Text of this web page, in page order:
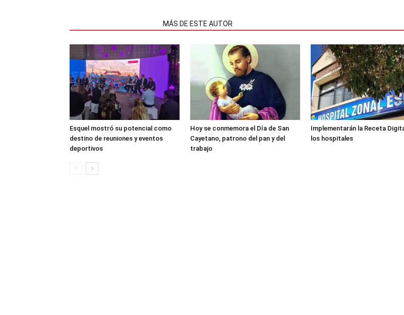
MÁS DE ESTE AUTOR
Esquel mostró su potencial como
destino de reuniones y eventos
deportivos
Hoy se conmemora el Día de San
Cayetano, patrono del pan y del
trabajo
Implementarán la Receta
los hospitales